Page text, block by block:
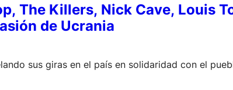
The Killers, Nick Cave, Louis
de Ucrania
sus giras en el país en solidaridad con el